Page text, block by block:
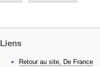
Liens
Retour au site, De France